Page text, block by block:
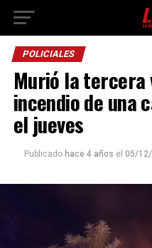
POLICIALES
Murió la
incendio de una
el jueves
Publicado hace 4 años el 05/